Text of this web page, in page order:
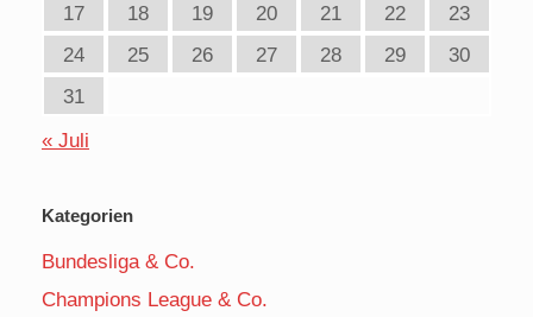
17
18 19 20 21 22
23
24
25 26 27 28 29
30
31
« Juli
Kategorien
Bundesliga & Co.
Champions League & Co.